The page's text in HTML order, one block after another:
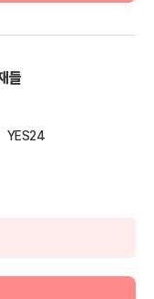
들
YES24